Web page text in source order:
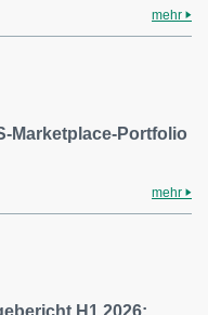
mehr
Marketplace-Portfolio
mehr
H1 2026: